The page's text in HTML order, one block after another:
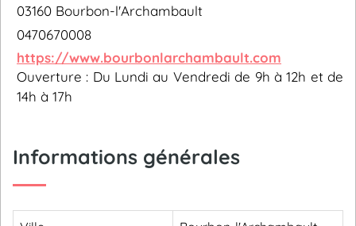
03160 Bourbon-l'Archambault
0470670008
https://www.bourbonlarchambault.com
Ouverture : Du Lundi au Vendredi de 9h à 12h et de
14h à 17h
Informations générales